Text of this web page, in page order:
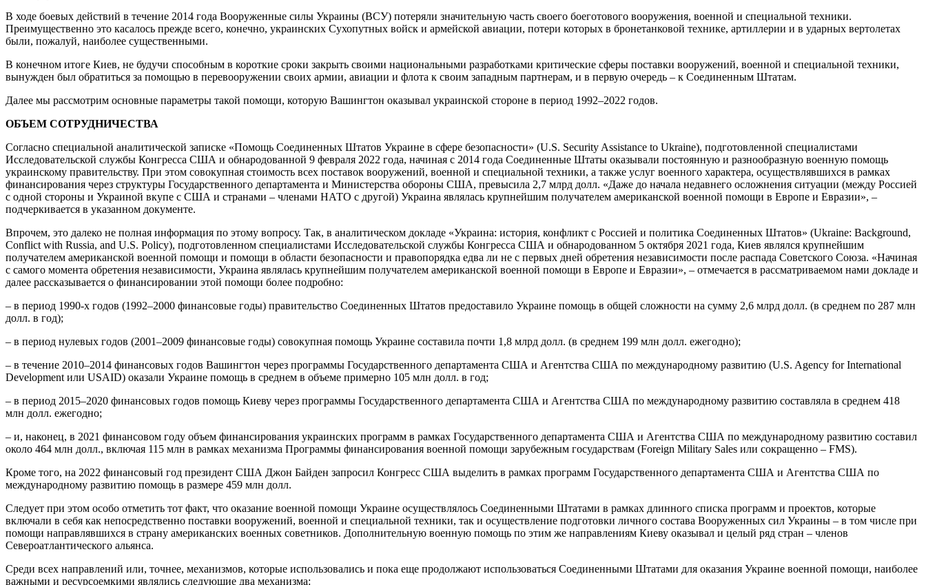
В ходе боевых действий в течение 2014 года Вооруженные силы Украины (ВСУ) потеряли значительную часть своего боеготового вооружения, военной и специальной техники.
Преимущественно это касалось прежде всего, конечно, украинских Сухопутных войск и армейской авиации, потери которых в бронетанковой технике, артиллерии и в ударных вертолетах
были, пожалуй, наиболее существенными.
В конечном итоге Киев, не будучи способным в короткие сроки закрыть своими национальными разработками критические сферы поставки вооружений, военной и специальной техники,
вынужден был обратиться за помощью в перевооружении своих армии, авиации и флота к своим западным партнерам, и в первую очередь – к Соединенным Штатам.
Далее мы рассмотрим основные параметры такой помощи, которую Вашингтон оказывал украинской стороне в период 1992–2022 годов.
ОБЪЕМ СОТРУДНИЧЕСТВА
Согласно специальной аналитической записке «Помощь Соединенных Штатов Украине в сфере безопасности» (U.S. Security Assistance to Ukraine), подготовленной специалистами
Исследовательской службы Конгресса США и обнародованной 9 февраля 2022 года, начиная с 2014 года Соединенные Штаты оказывали постоянную и разнообразную военную помощь
украинскому правительству. При этом совокупная стоимость всех поставок вооружений, военной и специальной техники, а также услуг военного характера, осуществлявшихся в рамках
финансирования через структуры Государственного департамента и Министерства обороны США, превысила 2,7 млрд долл. «Даже до начала недавнего осложнения ситуации (между Россией
с одной стороны и Украиной вкупе с США и странами – членами НАТО с другой) Украина являлась крупнейшим получателем американской военной помощи в Европе и Евразии», –
подчеркивается в указанном документе.
Впрочем, это далеко не полная информация по этому вопросу. Так, в аналитическом докладе «Украина: история, конфликт с Россией и политика Соединенных Штатов» (Ukraine: Background,
Conflict with Russia, and U.S. Policy), подготовленном специалистами Исследовательской службы Конгресса США и обнародованном 5 октября 2021 года, Киев являлся крупнейшим
получателем американской военной помощи и помощи в области безопасности и правопорядка едва ли не с первых дней обретения независимости после распада Советского Союза. «Начиная
с самого момента обретения независимости, Украина являлась крупнейшим получателем американской военной помощи в Европе и Евразии», – отмечается в рассматриваемом нами докладе и
далее рассказывается о финансировании этой помощи более подробно:
– в период 1990-х годов (1992–2000 финансовые годы) правительство Соединенных Штатов предоставило Украине помощь в общей сложности на сумму 2,6 млрд долл. (в среднем по 287 млн
долл. в год);
– в период нулевых годов (2001–2009 финансовые годы) совокупная помощь Украине составила почти 1,8 млрд долл. (в среднем 199 млн долл. ежегодно);
– в течение 2010–2014 финансовых годов Вашингтон через программы Государственного департамента США и Агентства США по международному развитию (U.S. Agency for International
Development или USAID) оказали Украине помощь в среднем в объеме примерно 105 млн долл. в год;
– в период 2015–2020 финансовых годов помощь Киеву через программы Государственного департамента США и Агентства США по международному развитию составляла в среднем 418
млн долл. ежегодно;
– и, наконец, в 2021 финансовом году объем финансирования украинских программ в рамках Государственного департамента США и Агентства США по международному развитию составил
около 464 млн долл., включая 115 млн в рамках механизма Программы финансирования военной помощи зарубежным государствам (Foreign Military Sales или сокращенно – FMS).
Кроме того, на 2022 финансовый год президент США Джон Байден запросил Конгресс США выделить в рамках программ Государственного департамента США и Агентства США по
международному развитию помощь в размере 459 млн долл.
Следует при этом особо отметить тот факт, что оказание военной помощи Украине осуществлялось Соединенными Штатами в рамках длинного списка программ и проектов, которые
включали в себя как непосредственно поставки вооружений, военной и специальной техники, так и осуществление подготовки личного состава Вооруженных сил Украины – в том числе при
помощи направлявшихся в страну американских военных советников. Дополнительную военную помощь по этим же направлениям Киеву оказывал и целый ряд стран – членов
Североатлантического альянса.
Среди всех направлений или, точнее, механизмов, которые использовались и пока еще продолжают использоваться Соединенными Штатами для оказания Украине военной помощи, наиболее
важными и ресурсоемкими являлись следующие два механизма: